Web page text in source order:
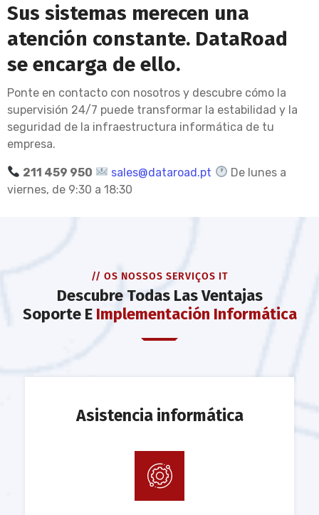
Sus sistemas merecen una
atención constante. DataRoad
se encarga de ello.
Ponte en contacto con nosotros y descubre cómo la
supervisión 24/7 puede transformar la estabilidad y la
seguridad de la infraestructura informática de tu
empresa.
211 459 950 sales@dataroad.pt
De lunes a
viernes, de 9:30 a 18:30
// OS NOSSOS SERVIÇOS IT
Descubre Todas Las Ventajas
Soporte E Implementación Informática
Asistencia informática